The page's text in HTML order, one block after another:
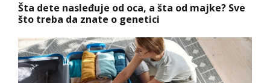
Šta dete nasleđuje od oca, a šta od majke? Sve
što treba da znate o genetici